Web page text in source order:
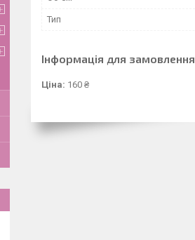
Тип
Інформація для замовлення
Ціна: 160 ₴